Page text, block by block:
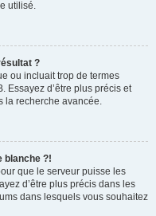
utilisé.
?
ou incluait trop de termes
Essayez d’être plus précis et
la recherche avancée.
blanche ?!
que le serveur puisse les
d’être plus précis dans les
dans lesquels vous souhaitez